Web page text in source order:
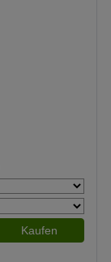
Kaufen